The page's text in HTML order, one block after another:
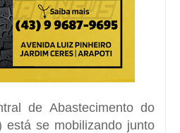
de Abastecimento do
está se mobilizando junto